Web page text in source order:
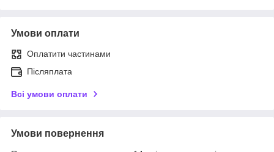
Умови оплати
Оплатити частинами
Післяплата
Всі умови оплати
Умови повернення